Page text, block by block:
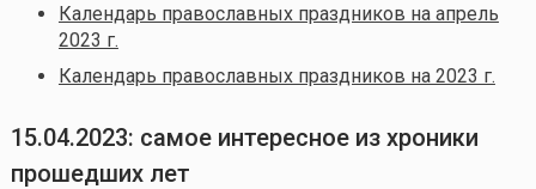
Календарь православных праздников на апрель
2023 г.
Календарь православных праздников на 2023 г.
15.04.2023: самое интересное из хроники
прошедших лет